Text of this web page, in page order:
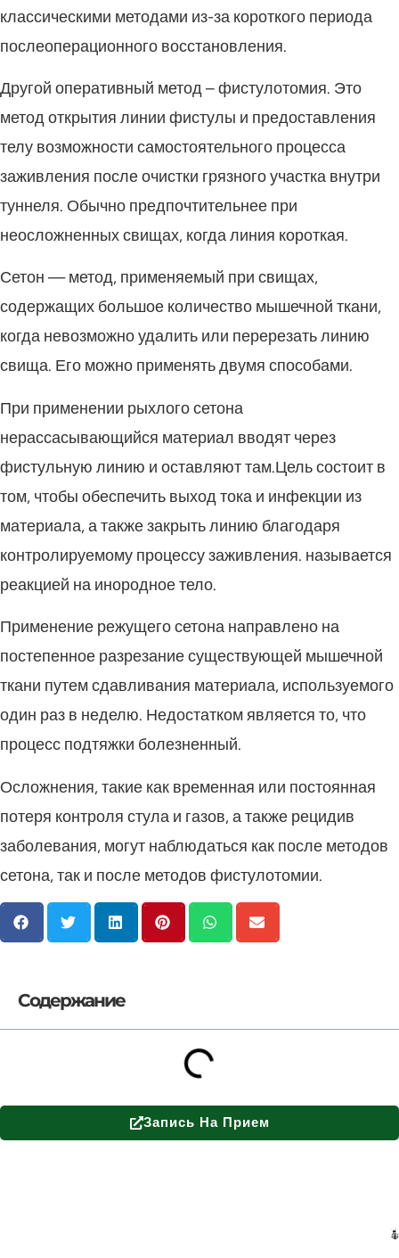
классическими методами из-за короткого периода
послеоперационного восстановления.
Другой оперативный метод – фистулотомия. Это
метод открытия линии фистулы и предоставления
телу возможности самостоятельного процесса
заживления после очистки грязного участка внутри
туннеля. Обычно предпочтительнее при
неосложненных свищах, когда линия короткая.
Сетон — метод, применяемый при свищах,
содержащих большое количество мышечной ткани,
когда невозможно удалить или перерезать линию
свища. Его можно применять двумя способами.
При применении рыхлого сетона
нерассасывающийся материал вводят через
фистульную линию и оставляют там.Цель состоит в
том, чтобы обеспечить выход тока и инфекции из
материала, а также закрыть линию благодаря
контролируемому процессу заживления. называется
реакцией на инородное тело.
Применение режущего сетона направлено на
постепенное разрезание существующей мышечной
ткани путем сдавливания материала, используемого
один раз в неделю. Недостатком является то, что
процесс подтяжки болезненный.
Осложнения, такие как временная или постоянная
потеря контроля стула и газов, а также рецидив
заболевания, могут наблюдаться как после методов
сетона, так и после методов фистулотомии.
Содержание
Запись На Прием